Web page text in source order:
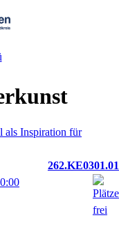
262.KE0301.01